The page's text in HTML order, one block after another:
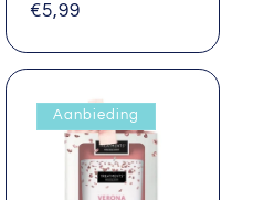
Normale
€5,99
Aanbieding